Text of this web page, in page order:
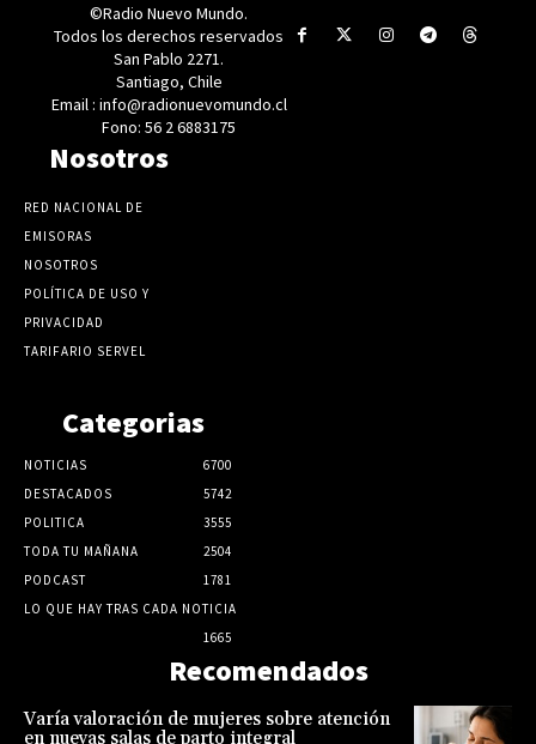
©Radio Nuevo Mundo.
Todos los derechos reservados
San Pablo 2271.
Santiago, Chile
Email : info@radionuevomundo.cl
Fono: 56 2 6883175
Nosotros
RED NACIONAL DE
EMISORAS
NOSOTROS
POLÍTICA DE USO Y
PRIVACIDAD
TARIFARIO SERVEL
Categorias
NOTICIAS
6700
DESTACADOS
5742
POLITICA
3555
TODA TU MAÑANA
2504
PODCAST
1781
LO QUE HAY TRAS CADA NOTICIA
1665
Recomendados
Varía valoración de mujeres sobre atención
en nuevas salas de parto integral